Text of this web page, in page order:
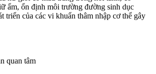
ẩm, ổn định môi trường đường sinh dục
triển của các vi khuẩn thâm nhập cơ thể gây
quan tâm